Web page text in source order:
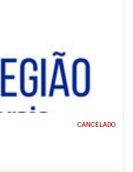
CANCELADO